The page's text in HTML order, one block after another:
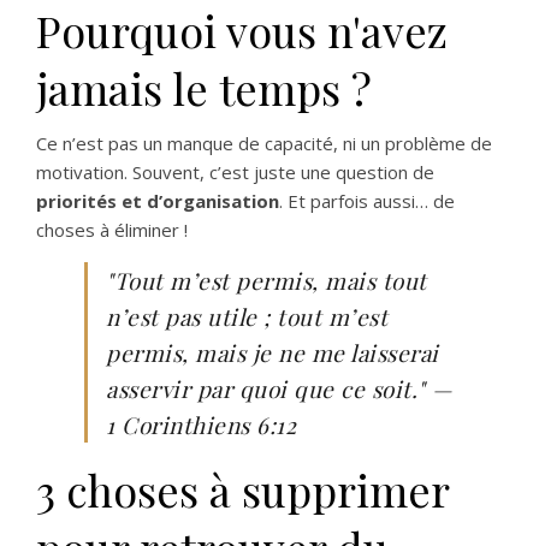
Pourquoi vous n'avez
jamais le temps ?
Ce n’est pas un manque de capacité, ni un problème de
motivation. Souvent, c’est juste une question de
priorités et d’organisation. Et parfois aussi… de
choses à éliminer !
"Tout m’est permis, mais tout
n’est pas utile ; tout m’est
permis, mais je ne me laisserai
asservir par quoi que ce soit." —
1 Corinthiens 6:12
3 choses à supprimer